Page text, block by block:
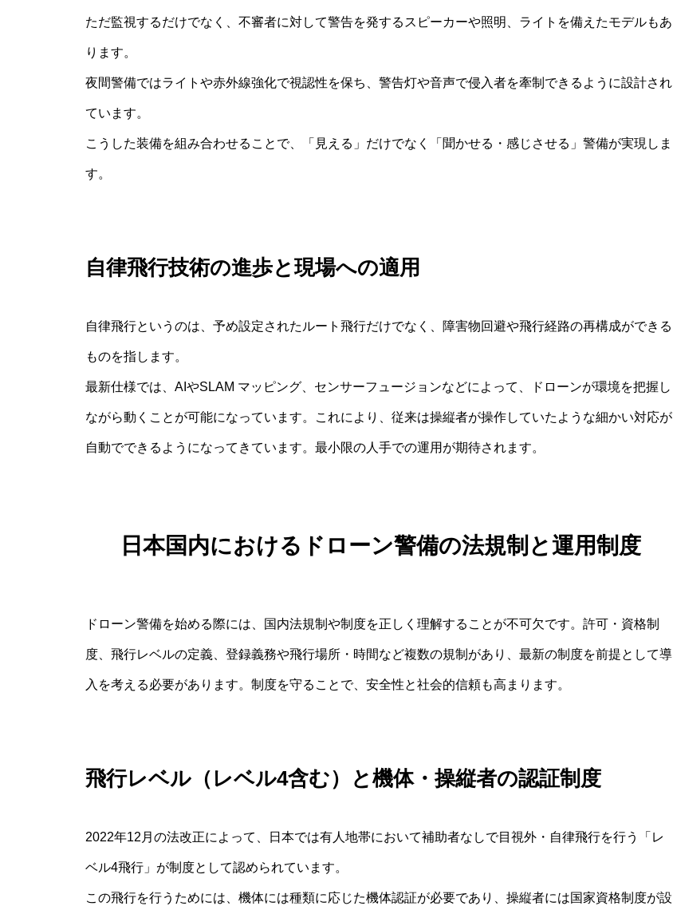
ただ監視するだけでなく、不審者に対して警告を発するスピーカーや照明、ライトを備えたモデルもあ
ります。
夜間警備ではライトや赤外線強化で視認性を保ち、警告灯や音声で侵入者を牽制できるように設計され
ています。
こうした装備を組み合わせることで、「見える」だけでなく「聞かせる・感じさせる」警備が実現しま
す。
自律飛行技術の進歩と現場への適用
自律飛行というのは、予め設定されたルート飛行だけでなく、障害物回避や飛行経路の再構成ができる
ものを指します。
最新仕様では、AIやSLAM マッピング、センサーフュージョンなどによって、ドローンが環境を把握し
ながら動くことが可能になっています。これにより、従来は操縦者が操作していたような細かい対応が
自動でできるようになってきています。最小限の人手での運用が期待されます。
日本国内におけるドローン警備の法規制と運用制度
ドローン警備を始める際には、国内法規制や制度を正しく理解することが不可欠です。許可・資格制
度、飛行レベルの定義、登録義務や飛行場所・時間など複数の規制があり、最新の制度を前提として導
入を考える必要があります。制度を守ることで、安全性と社会的信頼も高まります。
飛行レベル（レベル4含む）と機体・操縦者の認証制度
2022年12月の法改正によって、日本では有人地帯において補助者なしで目視外・自律飛行を行う「レ
ベル4飛行」が制度として認められています。
この飛行を行うためには、機体には種類に応じた機体認証が必要であり、操縦者には国家資格制度が設